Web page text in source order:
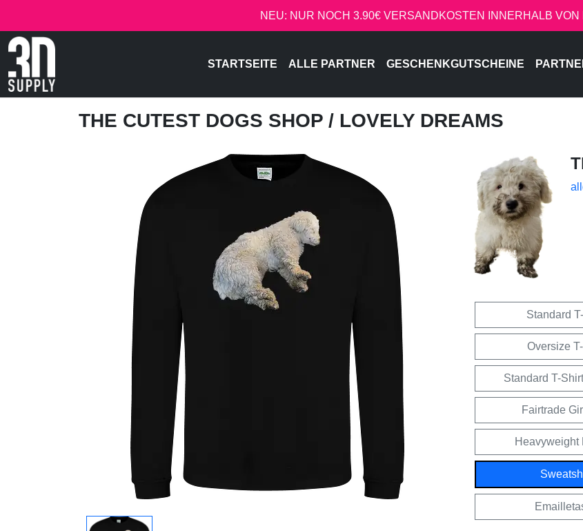
NEU: NUR NOCH 3.90€ VERSANDKOSTEN INNERHALB
STARTSEITE ALLE PARTNER GESCHENKGUTSCHEINE
THE CUTEST DOGS SHOP / LOVELY DREAMS
Standard
Oversize
Standard T-
Fairtrade
Heavyweight